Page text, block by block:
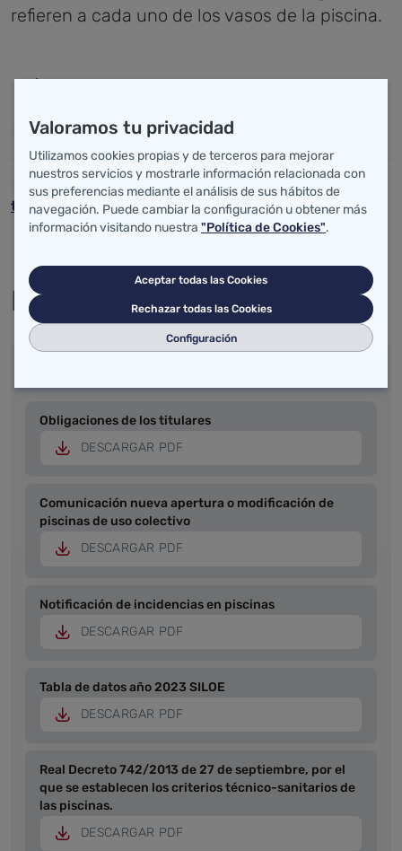
refieren a cada uno de los vasos de la piscina.
SILOE
Listado de productos homologados para el
tratamiento de agua en piscinas
Recursos
Obligaciones de los titulares
DESCARGAR PDF
Comunicación nueva apertura o modificación de
piscinas de uso colectivo
DESCARGAR PDF
Notificación de incidencias en piscinas
DESCARGAR PDF
Tabla de datos año 2023 SILOE
DESCARGAR PDF
Real Decreto 742/2013 de 27 de septiembre, por el
que se establecen los criterios técnico-sanitarios de
las piscinas.
DESCARGAR PDF
Valoramos tu privacidad
Utilizamos cookies propias y de terceros para mejorar
nuestros servicios y mostrarle información relacionada con
sus preferencias mediante el análisis de sus hábitos de
navegación. Puede cambiar la configuración u obtener más
información visitando nuestra "Política de Cookies".
Aceptar todas las Cookies
Rechazar todas las Cookies
Configuración